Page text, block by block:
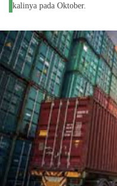
kalinya pada Oktober.